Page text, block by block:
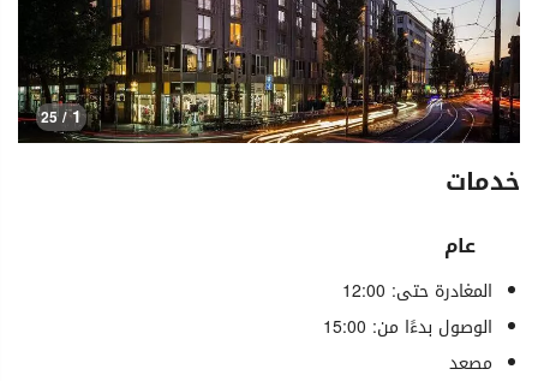
1
/ 25
خدمات
عام
المغادرة حتى: 12:00
الوصول بدءًا من: 15:00
مصعد